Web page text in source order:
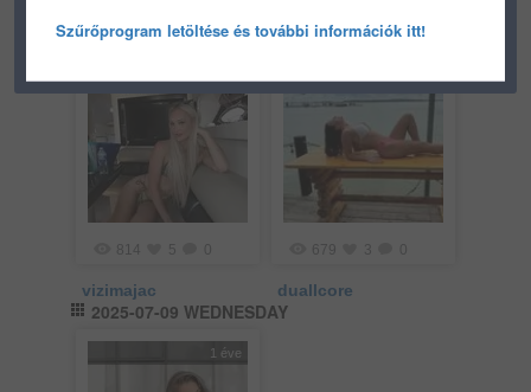
2025-07-11 FRIDAY
5
vizimajac
679 3
duallcore
2025-07-09 WEDNESDAY
1 éve
Szűrőprogram letöltése és további információk itt!